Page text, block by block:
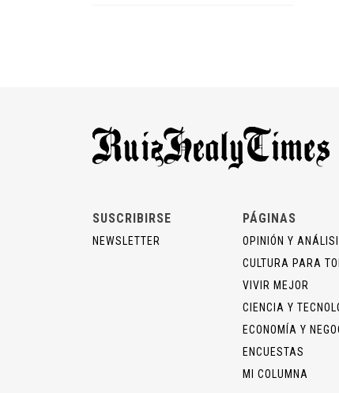
SUSCRIBIRSE
NEWSLETTER
PÁGINAS
OPINIÓN Y
CULTURA PARA
VIVIR MEJOR
CIENCIA Y
ECONOMÍA Y
ENCUESTAS
MI COLUMNA